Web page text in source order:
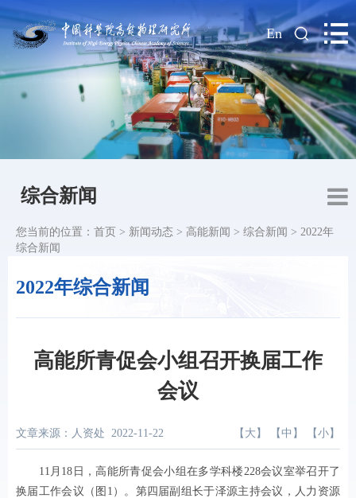
| En
综合新闻
2022年综合新闻
您当前的位置： 首页 > 新闻动态 > 高能新闻 > 综合新闻 > 2022年
综合新闻
高能所青促会小组召开换届工作
会议
文章来源：人资处 2022-11-22 【 大 】 【 中 】 【 小 】
11月18日，高能所青促会小组在多学科楼228会议室举召开了
换届工作会议（图1）。第四届副组长于泽源主持会议，人力资源